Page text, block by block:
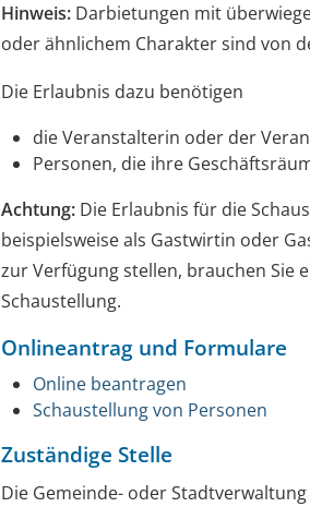
Hinweis: Darbietungen mit
oder ähnlichem Charakter sind von
Die Erlaubnis dazu benötigen
die Veranstalterin oder der
Personen, die ihre
Achtung: Die Erlaubnis für die
beispielsweise als Gastwirtin oder
zur Verfügung stellen, brauchen Sie
Schaustellung.
Onlineantrag und Formulare
Online beantragen
Schaustellung von Personen
Zuständige Stelle
Die Gemeinde- oder